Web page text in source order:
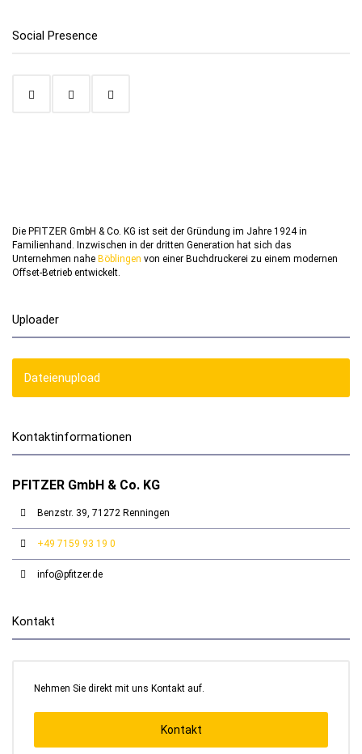
Social Presence
Die PFITZER GmbH & Co. KG ist seit der Gründung im Jahre 1924 in
Familienhand. Inzwischen in der dritten Generation hat sich das
Unternehmen nahe Böblingen von einer Buchdruckerei zu einem modernen
Offset-Betrieb entwickelt.
Uploader
Dateienupload
Kontaktinformationen
PFITZER GmbH & Co. KG
Benzstr. 39, 71272 Renningen
+49 7159 93 19 0
info@pfitzer.de
Kontakt
Nehmen Sie direkt mit uns Kontakt auf.
Kontakt